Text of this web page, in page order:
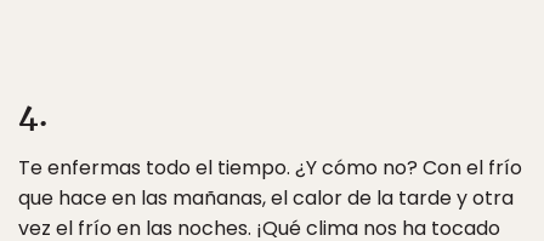
4.
Te enfermas todo el tiempo. ¿Y cómo no? Con el frío
que hace en las mañanas, el calor de la tarde y otra
vez el frío en las noches. ¡Qué clima nos ha tocado